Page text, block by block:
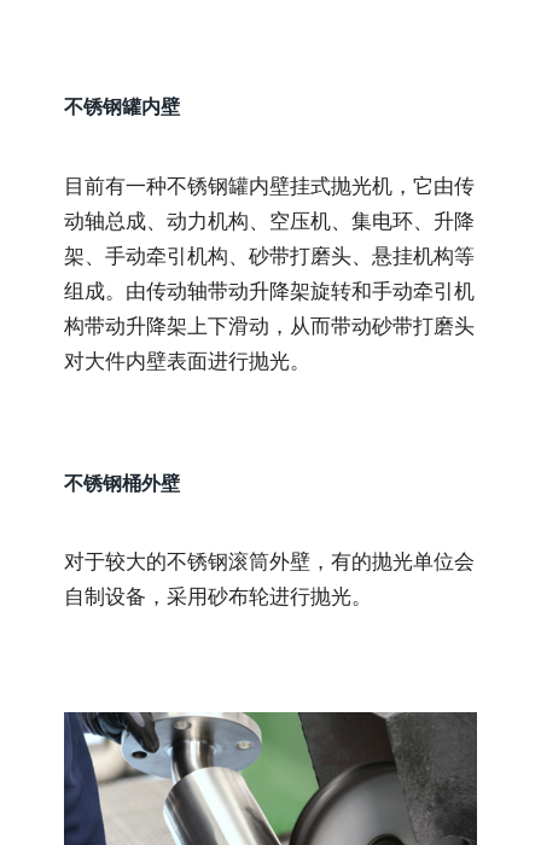
不锈钢罐内壁
目前有一种不锈钢罐内壁挂式抛光机，它由传
动轴总成、动力机构、空压机、集电环、升降
架、手动牵引机构、砂带打磨头、悬挂机构等
组成。由传动轴带动升降架旋转和手动牵引机
构带动升降架上下滑动，从而带动砂带打磨头
对大件内壁表面进行抛光。
不锈钢桶外壁
对于较大的不锈钢滚筒外壁，有的抛光单位会
自制设备，采用砂布轮进行抛光。